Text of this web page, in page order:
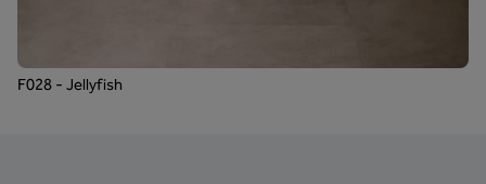
F028 - Jellyfish